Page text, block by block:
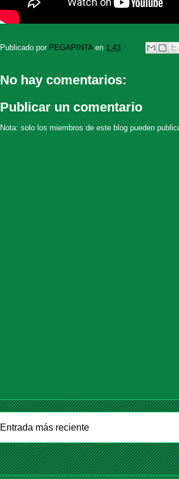
Publicado por PEGAPINTA en 1:43
No hay comentarios:
Publicar un comentario
Nota: solo los miembros de este blog pueden
Entrada más reciente